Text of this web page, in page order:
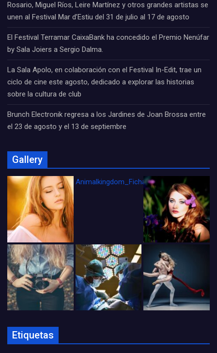
Rosario, Miguel Ríos, Leire Martínez y otros grandes artistas se
unen al Festival Mar d’Estiu del 31 de julio al 17 de agosto
El Festival Terramar CaixaBank ha concedido el Premio Nenúfar
by Sala Joiers a Sergio Dalma.
La Sala Apolo, en colaboración con el Festival In-Edit, trae un
ciclo de cine este agosto, dedicado a explorar las historias
sobre la cultura de club
Brunch Electronik regresa a los Jardines de Joan Brossa entre
el 23 de agosto y el 13 de septiembre
Gallery
Animalkingdom_FichaCine
Etiquetas